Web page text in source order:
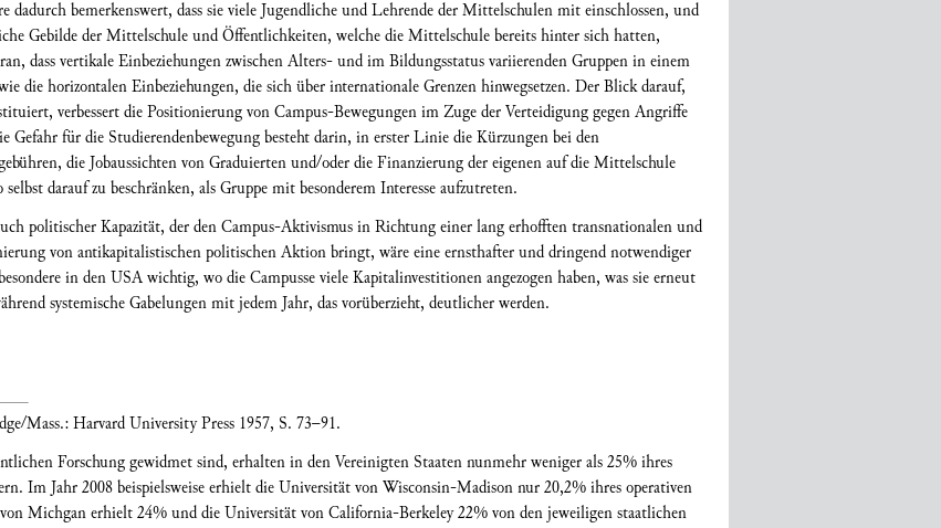
dadurch bemerkenswert, dass sie viele Jugendliche und Lehrende der Mittelschulen mit einschlossen, und
Gebilde der Mittelschule und Öffentlichkeiten, welche die Mittelschule bereits hinter sich hatten,
dass vertikale Einbeziehungen zwischen Alters- und im Bildungsstatus variierenden Gruppen in einem
die horizontalen Einbeziehungen, die sich über internationale Grenzen hinwegsetzen. Der Blick darauf,
verbessert die Positionierung von Campus-Bewegungen im Zuge der Verteidigung gegen Angriffe
für die Studierendenbewegung besteht darin, in erster Linie die Kürzungen bei den
die Jobaussichten von Graduierten und/oder die Finanzierung der eigenen auf die Mittelschule
darauf zu beschränken, als Gruppe mit besonderem Interesse aufzutreten.
politischer Kapazität, der den Campus-Aktivismus in Richtung einer lang erhofften transnationalen und
von antikapitalistischen politischen Aktion bringt, wäre eine ernsthafter und dringend notwendiger
in den USA wichtig, wo die Campusse viele Kapitalinvestitionen angezogen haben, was sie erneut
systemische Gabelungen mit jedem Jahr, das vorüberzieht, deutlicher werden.
Mass.: Harvard University Press 1957, S. 73–91.
Forschung gewidmet sind, erhalten in den Vereinigten Staaten nunmehr weniger als 25% ihres
Im Jahr 2008 beispielsweise erhielt die Universität von Wisconsin-Madison nur 20,2% ihres operativen
Michgan erhielt 24% und die Universität von California-Berkeley 22% von den jeweiligen staatlichen